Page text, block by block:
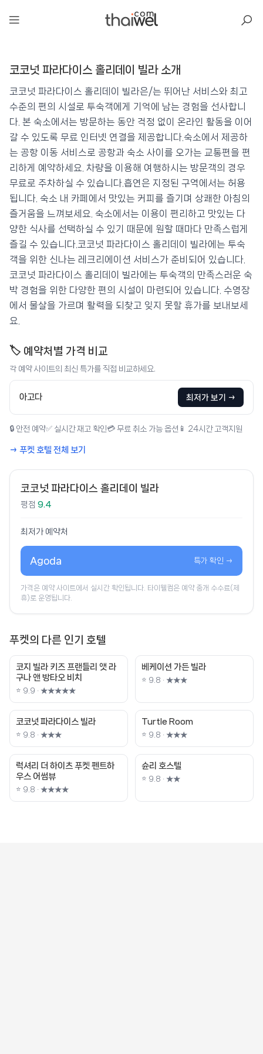
코코넛 파라다이스 홀리데이 빌라
📍 푸켓★★★ ⭐ 9.4
💰 최저가 확인 · 예약하기
코코넛 파라다이스 홀리데이 빌라 소개
코코넛 파라다이스 홀리데이 빌라은/는 뛰어난 서비스와 최고
수준의 편의 시설로 투숙객에게 기억에 남는 경험을 선사합니
다. 본 숙소에서는 방문하는 동안 걱정 없이 온라인 활동을 이어
갈 수 있도록 무료 인터넷 연결을 제공합니다.숙소에서 제공하
는 공항 이동 서비스로 공항과 숙소 사이를 오가는 교통편을 편
리하게 예약하세요. 차량을 이용해 여행하시는 방문객의 경우
무료로 주차하실 수 있습니다.흡연은 지정된 구역에서는 허용
됩니다. 숙소 내 카페에서 맛있는 커피를 즐기며 상쾌한 아침의
즐거움을 느껴보세요. 숙소에서는 이용이 편리하고 맛있는 다
양한 식사를 선택하실 수 있기 때문에 원할 때마다 만족스럽게
즐길 수 있습니다.코코넛 파라다이스 홀리데이 빌라에는 투숙
객을 위한 신나는 레크리에이션 서비스가 준비되어 있습니다.
코코넛 파라다이스 홀리데이 빌라에는 투숙객의 만족스러운 숙
박 경험을 위한 다양한 편의 시설이 마련되어 있습니다. 수영장
에서 물살을 가르며 활력을 되찾고 잊지 못할 휴가를 보내보세
요.
🏷️ 예약처별 가격 비교
각 예약 사이트의 최신 특가를 직접 비교하세요.
아고다 최저가 보기 →
🔒 안전 예약✅ 실시간 재고 확인 💳 무료 취소 가능 옵션 📱 24시간 고객지원
→ 푸켓 호텔 전체 보기
코코넛 파라다이스 홀리데이 빌라
평점 9.4
최저가 예약처
Agoda 특가 확인 →
가격은 예약 사이트에서 실시간 확인됩니다. 타이웰컴은 예약 중개 수수료(제
휴)로 운영됩니다.
푸켓의 다른 인기 호텔
코지 빌라 키즈 프랜들리 앳 라
구나 앤 방타오 비치
⭐ 9.9 · ★★★★★
베케이션 가든 빌라
⭐ 9.8 · ★★★
코코넛 파라다이스 빌라
⭐ 9.8 · ★★★
Turtle Room
⭐ 9.8 · ★★★
럭셔리 더 하이츠 푸켓 펜트하
우스 어썸뷰
⭐ 9.8 · ★★★★
슌리 호스텔
⭐ 9.8 · ★★